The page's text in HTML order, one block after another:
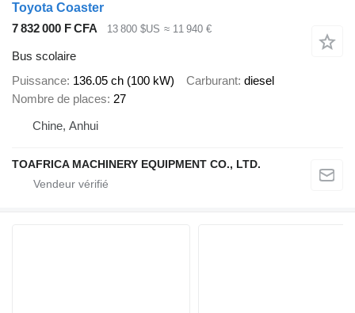
Toyota Coaster
7 832 000 F CFA
13 800 $US ≈ 11 940 €
Bus scolaire
Puissance 136.05 ch (100 kW) Carburant diesel
Nombre de places 27
Chine, Anhui
TOAFRICA MACHINERY EQUIPMENT CO., LTD.